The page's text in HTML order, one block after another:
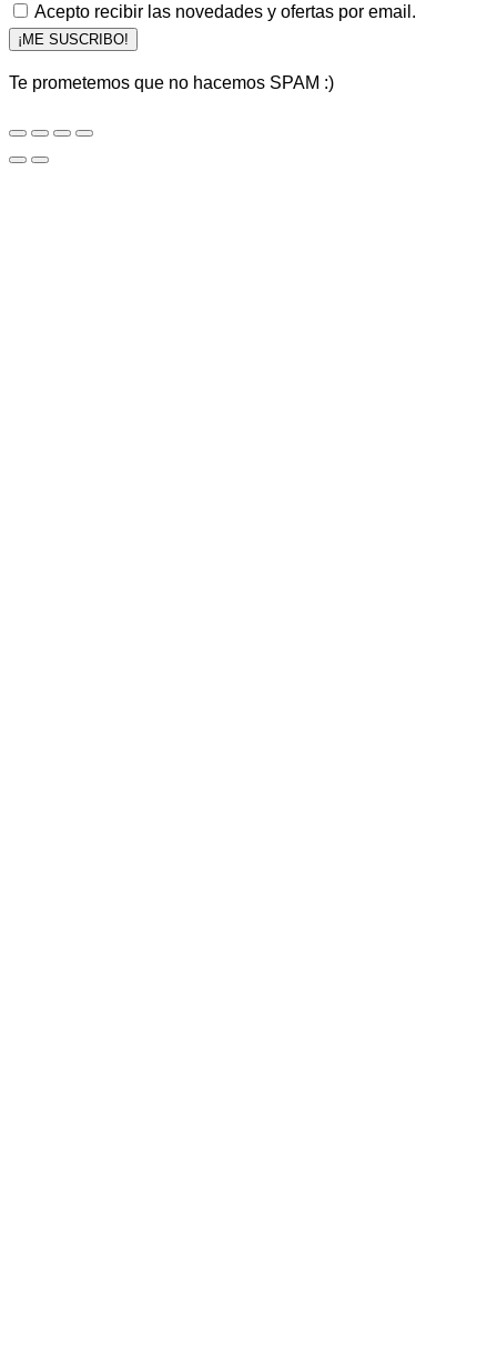
Acepto recibir las novedades y ofertas por email.
¡ME SUSCRIBO!
Te prometemos que no hacemos SPAM :)